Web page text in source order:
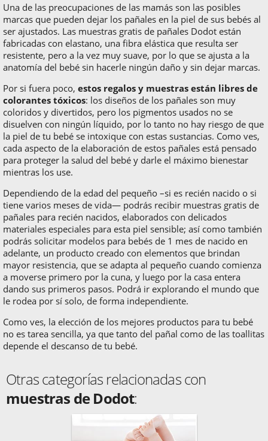
Una de las preocupaciones de las mamás son las posibles
marcas que pueden dejar los pañales en la piel de sus bebés al
ser ajustados. Las muestras gratis de pañales Dodot están
fabricadas con elastano, una fibra elástica que resulta ser
resistente, pero a la vez muy suave, por lo que se ajusta a la
anatomía del bebé sin hacerle ningún daño y sin dejar marcas.
Por si fuera poco, estos regalos y muestras están libres de
colorantes tóxicos: los diseños de los pañales son muy
coloridos y divertidos, pero los pigmentos usados no se
disuelven con ningún líquido, por lo tanto no hay riesgo de que
la piel de tu bebé se intoxique con estas sustancias. Como ves,
cada aspecto de la elaboración de estos pañales está pensado
para proteger la salud del bebé y darle el máximo bienestar
mientras los use.
Dependiendo de la edad del pequeño –si es recién nacido o si
tiene varios meses de vida— podrás recibir muestras gratis de
pañales para recién nacidos, elaborados con delicados
materiales especiales para esta piel sensible; así como también
podrás solicitar modelos para bebés de 1 mes de nacido en
adelante, un producto creado con elementos que brindan
mayor resistencia, que se adapta al pequeño cuando comienza
a moverse primero por la cuna, y luego por la casa entera
dando sus primeros pasos. Podrá ir explorando el mundo que
le rodea por sí solo, de forma independiente.
Como ves, la elección de los mejores productos para tu bebé
no es tarea sencilla, ya que tanto del pañal como de las toallitas
depende el descanso de tu bebé.
Otras categorías relacionadas con
muestras de Dodot: